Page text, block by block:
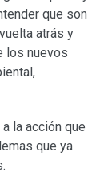
que son
atrás y
los nuevos
la acción que
que ya